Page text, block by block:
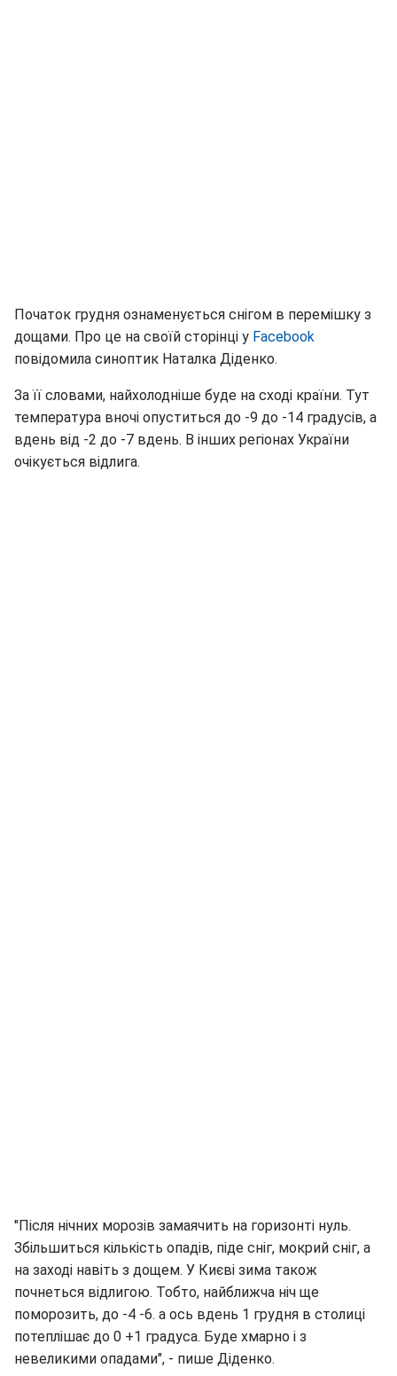
Початок грудня ознаменується снігом в перемішку з
дощами. Про це на своїй сторінці у Facebook
повідомила синоптик Наталка Діденко.
За її словами, найхолодніше буде на сході країни. Тут
температура вночі опуститься до -9 до -14 градусів, а
вдень від -2 до -7 вдень. В інших регіонах України
очікується відлига.
"Після нічних морозів замаячить на горизонті нуль.
Збільшиться кількість опадів, піде сніг, мокрий сніг, а
на заході навіть з дощем. У Києві зима також
почнеться відлигою. Тобто, найближча ніч ще
поморозить, до -4 -6. а ось вдень 1 грудня в столиці
потеплішає до 0 +1 градуса. Буде хмарно і з
невеликими опадами", - пише Діденко.